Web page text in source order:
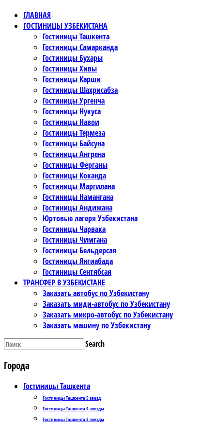
ГЛАВНАЯ
ГОСТИНИЦЫ УЗБЕКИСТАНА
Гостиницы Ташкента
Гостиницы Самарканда
Гостиницы Бухары
Гостиницы Хивы
Гостиницы Карши
Гостиницы Шахрисабза
Гостиницы Ургенча
Гостиницы Нукуса
Гостиницы Навои
Гостиницы Термеза
Гостиницы Байсуна
Гостиницы Ангрена
Гостиницы Ферганы
Гостиницы Коканда
Гостиницы Маргилана
Гостиницы Намангана
Гостиницы Андижана
Юртовые лагеря Узбекистана
Гостиницы Чарвака
Гостиницы Чимгана
Гостиницы Бельдерсая
Гостиницы Янгиабада
Гостиницы Сентябсая
ТРАНСФЕР В УЗБЕКИСТАНЕ
Заказать автобус по Узбекистану
Заказать миди-автобус по Узбекистану
Заказать микро-автобус по Узбекистану
Заказать машину по Узбекистану
Search
Города
Гостиницы Ташкента
Гостиницы Ташкента 5 звезд
Гостиницы Ташкента 4 звезды
Гостиницы Ташкента 3 звезды